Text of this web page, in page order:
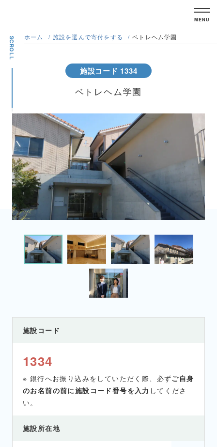
MENU
SCROLL ホーム 施設を選んで寄付をする ベトレヘム学園
施設コード 1334
ベトレヘム学園
施設コード
1334
※ 銀行へお振り込みをしていただく際、必ずご自身
のお名前の前に施設コード番号を入力 してくださ
い。
施設所在地